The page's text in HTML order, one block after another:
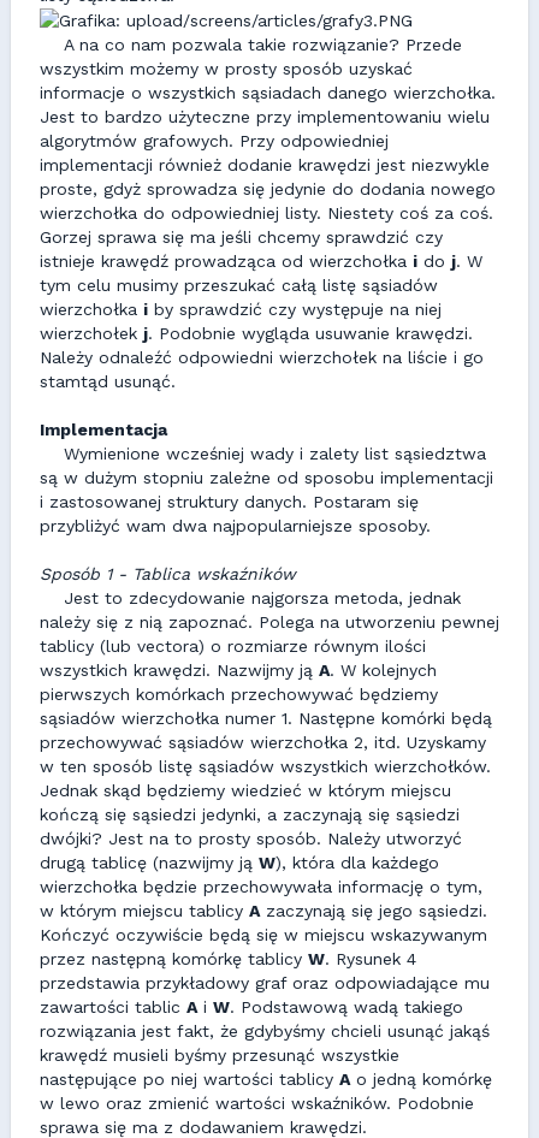
A na co nam pozwala takie rozwiązanie? Przede
wszystkim możemy w prosty sposób uzyskać
informacje o wszystkich sąsiadach danego wierzchołka.
Jest to bardzo użyteczne przy implementowaniu wielu
algorytmów grafowych. Przy odpowiedniej
implementacji również dodanie krawędzi jest niezwykle
proste, gdyż sprowadza się jedynie do dodania nowego
wierzchołka do odpowiedniej listy. Niestety coś za coś.
Gorzej sprawa się ma jeśli chcemy sprawdzić czy
istnieje krawędź prowadząca od wierzchołka i do j. W
tym celu musimy przeszukać całą listę sąsiadów
wierzchołka i by sprawdzić czy występuje na niej
wierzchołek j. Podobnie wygląda usuwanie krawędzi.
Należy odnaleźć odpowiedni wierzchołek na liście i go
stamtąd usunąć.
Implementacja
Wymienione wcześniej wady i zalety list sąsiedztwa
są w dużym stopniu zależne od sposobu implementacji
i zastosowanej struktury danych. Postaram się
przybliżyć wam dwa najpopularniejsze sposoby.
Sposób 1 - Tablica wskaźników
Jest to zdecydowanie najgorsza metoda, jednak
należy się z nią zapoznać. Polega na utworzeniu pewnej
tablicy (lub vectora) o rozmiarze równym ilości
wszystkich krawędzi. Nazwijmy ją A. W kolejnych
pierwszych komórkach przechowywać będziemy
sąsiadów wierzchołka numer 1. Następne komórki będą
przechowywać sąsiadów wierzchołka 2, itd. Uzyskamy
w ten sposób listę sąsiadów wszystkich wierzchołków.
Jednak skąd będziemy wiedzieć w którym miejscu
kończą się sąsiedzi jedynki, a zaczynają się sąsiedzi
dwójki? Jest na to prosty sposób. Należy utworzyć
drugą tablicę (nazwijmy ją W), która dla każdego
wierzchołka będzie przechowywała informację o tym,
w którym miejscu tablicy A zaczynają się jego sąsiedzi.
Kończyć oczywiście będą się w miejscu wskazywanym
przez następną komórkę tablicy W. Rysunek 4
przedstawia przykładowy graf oraz odpowiadające mu
zawartości tablic A i W. Podstawową wadą takiego
rozwiązania jest fakt, że gdybyśmy chcieli usunąć jakąś
krawędź musieli byśmy przesunąć wszystkie
następujące po niej wartości tablicy A o jedną komórkę
w lewo oraz zmienić wartości wskaźników. Podobnie
sprawa się ma z dodawaniem krawędzi.